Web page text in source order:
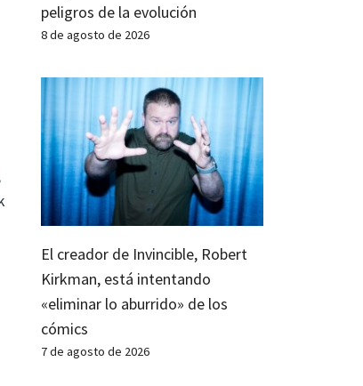
peligros de la evolución
8 de agosto de 2026
El creador de Invincible, Robert
Kirkman, está intentando
«eliminar lo aburrido» de los
cómics
7 de agosto de 2026